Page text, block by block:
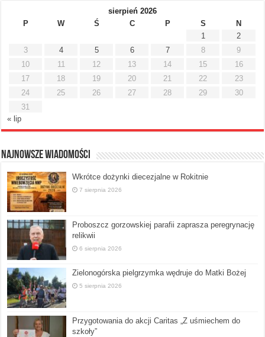
sierpień 2026
P
W Ś C P S
N
1
2
3
4 5 6 7 8
9
10
11 12 13 14 15
16
17
18 19 20 21 22
23
24
25 26 27 28 29
30
31
« lip
Najnowsze Wiadomości
Wkrótce dożynki diecezjalne w Rokitnie
7 sierpnia 2026
Proboszcz gorzowskiej parafii zaprasza peregrynację
relikwii
6 sierpnia 2026
Zielonogórska pielgrzymka wędruje do Matki Bożej
5 sierpnia 2026
Przygotowania do akcji Caritas „Z uśmiechem do
szkoły”